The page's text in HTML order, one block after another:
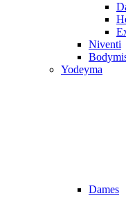
Niventi
Yodeyma
Dames